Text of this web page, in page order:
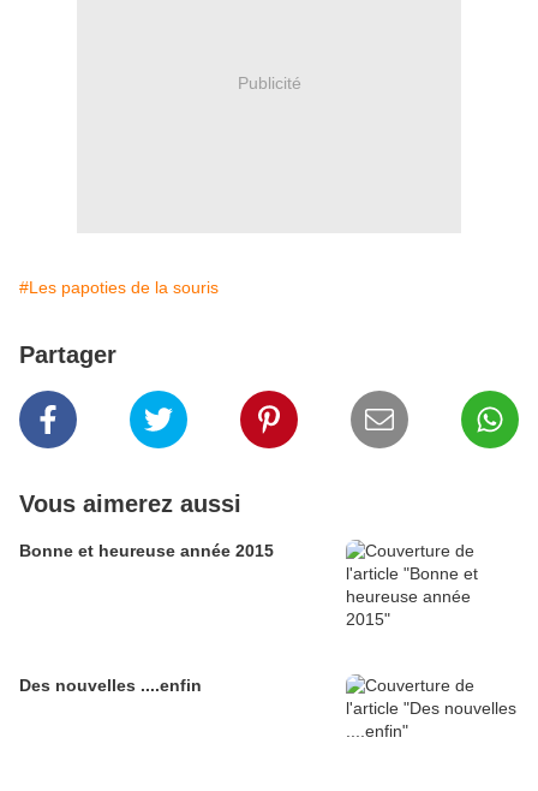
Publicité
#Les papoties de la souris
Partager
Vous aimerez aussi
Bonne et heureuse année 2015
Des nouvelles ....enfin